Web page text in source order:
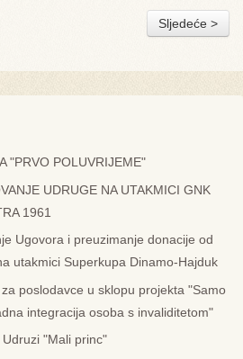
Sljedeće >
"PRVO POLUVRIJEME"
UDRUGE NA UTAKMICI GNK
1961
Ugovora i preuzimanje donacije od
utakmici Superkupa Dinamo-Hajduk
poslodavce u sklopu projekta "Samo
integracija osoba s invaliditetom"
"Mali princ"